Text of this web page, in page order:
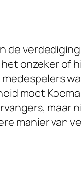
de
onzeker of
moet
maar
manier van